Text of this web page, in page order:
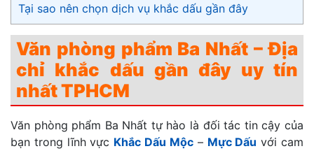
Tại sao nên chọn dịch vụ khắc dấu gần đây
Văn phòng phẩm Ba Nhất – Địa
chỉ khắc dấu gần đây uy tín
nhất TPHCM
Văn phòng phẩm Ba Nhất tự hào là đối tác tin cậy của
bạn trong lĩnh vực Khắc Dấu Mộc– Mực Dấu với cam